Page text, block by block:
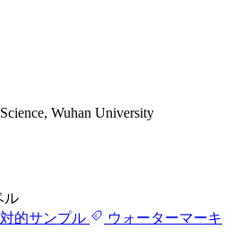
Wuhan University
ル
的サンプル
ウォーターマーキ